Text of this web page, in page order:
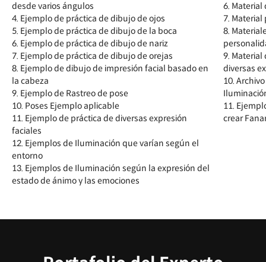
desde varios ángulos
4. Ejemplo de práctica de dibujo de ojos
5. Ejemplo de práctica de dibujo de la boca
6. Ejemplo de práctica de dibujo de nariz
7. Ejemplo de práctica de dibujo de orejas
8. Ejemplo de dibujo de impresión facial basado en
la cabeza
9. Ejemplo de Rastreo de pose
10. Poses Ejemplo aplicable
11. Ejemplo de práctica de diversas expresión
faciales
12. Ejemplos de Iluminación que varían según el
entorno
13. Ejemplos de Iluminación según la expresión del
estado de ánimo y las emociones
6. Material
7.
8.
9. Material
diversas
10.
11.
crear